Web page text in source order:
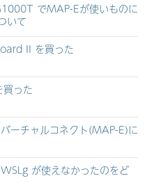
でMAP-Eが使いものに
いて
II を買った
った
チャルコネクト(MAP-E)に
が使えなかったのをど